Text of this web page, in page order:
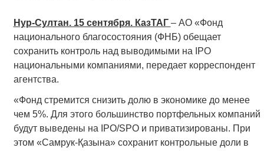
Нур-Султан. 15 сентября. КазТАГ – АО «Фонд
национального благосостояния (ФНБ) обещает
сохранить контроль над выводимыми на IPO
национальными компаниями, передает корреспондент
агентства.
«Фонд стремится снизить долю в экономике до менее
чем 5%. Для этого большинство портфельных компаний
будут выведены на IPO/SPO и приватизированы. При
этом «Самрук-Қазына» сохранит контрольные доли в